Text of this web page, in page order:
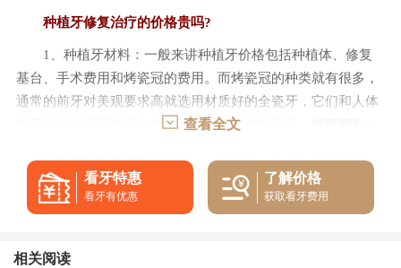
种植牙修复治疗的价格贵吗?
1、种植牙材料：一般来讲种植牙价格包括种植体、修复
基台、手术费用和烤瓷冠的费用。而烤瓷冠的种类就有很多，
通常的前牙对美观要求高就选用材质好的全瓷牙，它们和人体
相容性较好美观效果也较好，费用也就相对更高。
2、种植牙医院：虽然同样是做种植牙，但是患者所选的
医院不同效果也存在和大差异。因为做种植牙对医生技术要求
复手法，这些是小型牙科诊所的医生所不能比的。所以还是要
查看全文
看牙特惠
看牙有优惠
了解价格
获取看牙费用
相关阅读